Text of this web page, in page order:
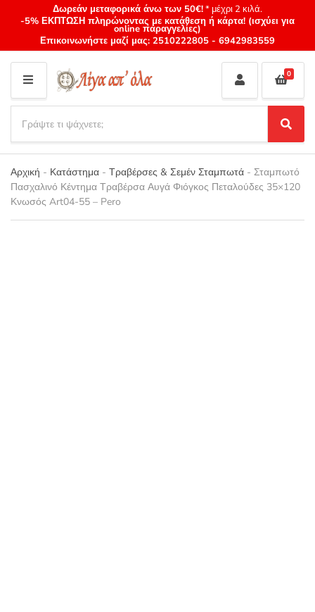
Δωρεάν μεταφορικά άνω των 50€!* μέχρι 2 κιλά.
-5% ΕΚΠΤΩΣΗ πληρώνοντας με κατάθεση ή κάρτα! (ισχύει για
online παραγγελίες)
Επικοινωνήστε μαζί μας: 2510222805 - 6942983559
M
E
N
U
Category
name
a
r
c
h
p
r
S
e
a
r
c
0
Αρχική - Κατάστημα - Τραβέρσες & Σεμέν Σταμπωτά - Σταμπωτό
Πασχαλινό Κέντημα Τραβέρσα Αυγά Φιόγκος Πεταλούδες 35×120
Κνωσός Art04-55 – Pero